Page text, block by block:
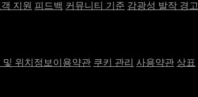
지원 피드백 커뮤니티 기준 감광성 발작 경고
위치정보이용약관 쿠키 관리 사용약관 상표